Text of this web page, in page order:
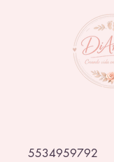
toque galáctico a
5534959792